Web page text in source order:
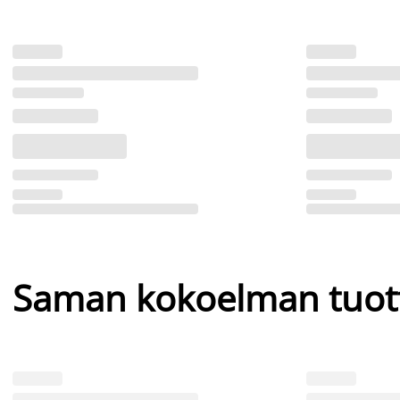
Saman kokoelman